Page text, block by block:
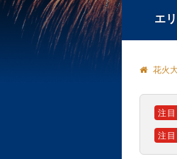
エ
花火
注目
注目